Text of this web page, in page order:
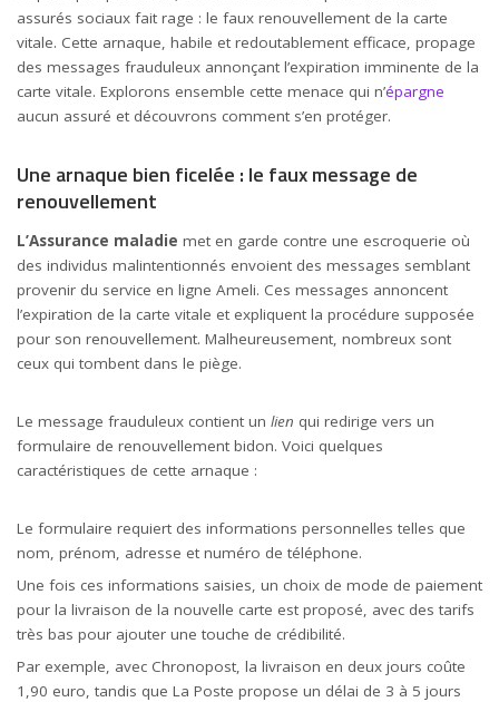
assurés sociaux fait rage : le faux renouvellement de la carte
vitale. Cette arnaque, habile et redoutablement efficace, propage
des messages frauduleux annonçant l’expiration imminente de la
carte vitale. Explorons ensemble cette menace qui n’épargne
aucun assuré et découvrons comment s’en protéger.
Une arnaque bien ficelée : le faux message de
renouvellement
L’Assurance maladie met en garde contre une escroquerie où
des individus malintentionnés envoient des messages semblant
provenir du service en ligne Ameli. Ces messages annoncent
l’expiration de la carte vitale et expliquent la procédure supposée
pour son renouvellement. Malheureusement, nombreux sont
ceux qui tombent dans le piège.
Le message frauduleux contient un lien qui redirige vers un
formulaire de renouvellement bidon. Voici quelques
caractéristiques de cette arnaque :
Le formulaire requiert des informations personnelles telles que
nom, prénom, adresse et numéro de téléphone.
Une fois ces informations saisies, un choix de mode de paiement
pour la livraison de la nouvelle carte est proposé, avec des tarifs
très bas pour ajouter une touche de crédibilité.
Par exemple, avec Chronopost, la livraison en deux jours coûte
1,90 euro, tandis que La Poste propose un délai de 3 à 5 jours